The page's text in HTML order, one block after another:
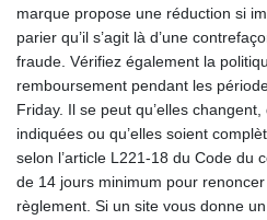
marque propose une réduction si
parier qu’il s’agit là d’une
fraude. Vérifiez également la
remboursement pendant les
Friday. Il se peut qu’elles
indiquées ou qu’elles soient
selon l’article L221-18 du Code du
de 14 jours minimum pour
règlement. Si un site vous donne